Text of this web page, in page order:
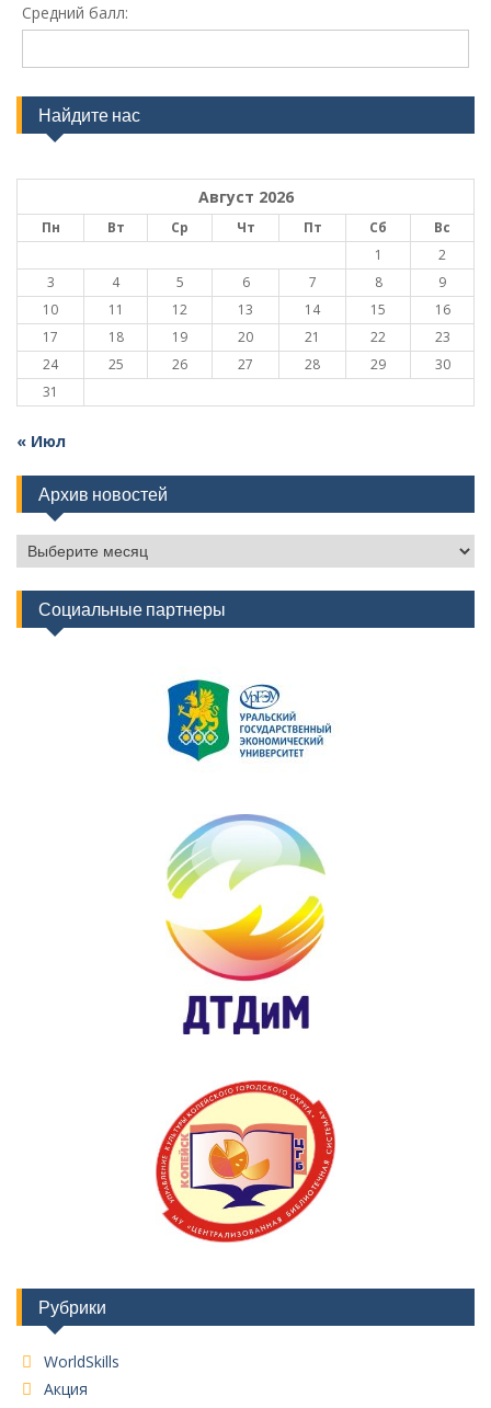
Средний балл:
Найдите нас
Август 2026
Пн Вт Ср Чт Пт Сб
Вс
1
2
3
4 5 6 7 8
9
10
11 12 13 14 15
16
17
18 19 20 21 22
23
24
25 26 27 28 29
30
31
« Июл
Архив новостей
Архив
новостей
Социальные партнеры
Рубрики
WorldSkills
Акция